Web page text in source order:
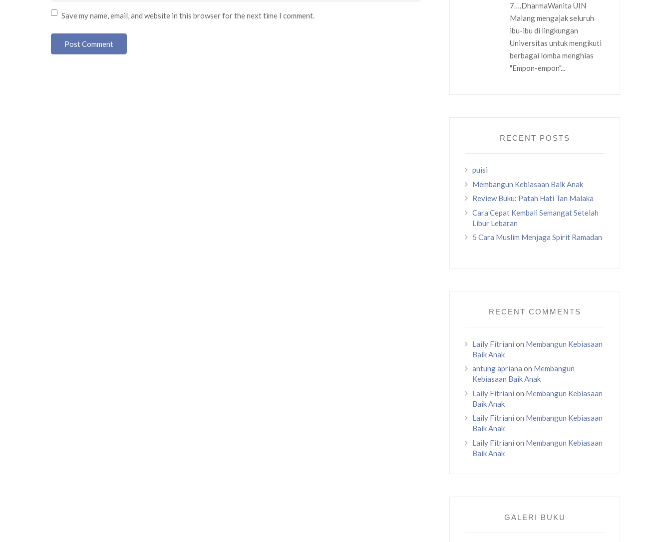
Save my name, email, and website in this browser for the next time I comment.
Post Comment
7….DharmaWanita UIN
Malang mengajak seluruh
ibu-ibu di lingkungan
Universitas untuk mengikuti
berbagai lomba menghias
"Empon-empon"...
RECENT POSTS
puisi
Membangun Kebiasaan Baik Anak
Review Buku: Patah Hati Tan Malaka
Cara Cepat Kembali Semangat Setelah
Libur Lebaran
5 Cara Muslim Menjaga Spirit Ramadan
RECENT COMMENTS
Laily Fitriani on Membangun Kebiasaan
Baik Anak
antung apriana on Membangun
Kebiasaan Baik Anak
Laily Fitriani on Membangun Kebiasaan
Baik Anak
Laily Fitriani on Membangun Kebiasaan
Baik Anak
Laily Fitriani on Membangun Kebiasaan
Baik Anak
GALERI BUKU